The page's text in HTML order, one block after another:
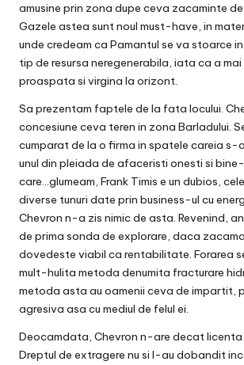
amusine prin zona dupe ceva zacaminte
Gazele astea sunt noul must-have, in
unde credeam ca Pamantul se va stoarce
tip de resursa neregenerabila, iata ca a
proaspata si virgina la orizont.
Sa prezentam faptele de la fata locului.
concesiune ceva teren in zona Barladului.
cumparat de la o firma in spatele careia s-
unul din pleiada de afaceristi onesti si
care…glumeam, Frank Timis e un dubios,
diverse tunuri date prin business-ul cu
Chevron n-a zis nimic de asta. Revenind,
de prima sonda de explorare, daca
dovedeste viabil ca rentabilitate. Forarea
mult-hulita metoda denumita fracturare
metoda asta au oamenii ceva de impartit,
agresiva asa cu mediul de felul ei.
Deocamdata, Chevron n-are decat
Dreptul de extragere nu si l-au dobandit